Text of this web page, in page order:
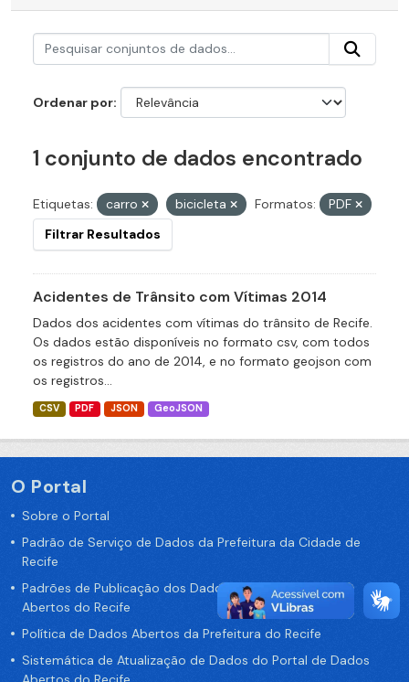
Ordenar por
1 conjunto de dados encontrado
Etiquetas: carro bicicleta Formatos:
PDF
Filtrar Resultados
Acidentes de Trânsito com Vítimas 2014
Dados dos acidentes com vítimas do trânsito de Recife.
Os dados estão disponíveis no formato csv, com todos
os registros do ano de 2014, e no formato geojson com
os registros...
CSV PDF JSON GeoJSON
O Portal
Sobre o Portal
Padrão de Serviço de Dados da Prefeitura da Cidade de
Recife
Padrões de Publicação dos Dados no Portal de Dados
Abertos do Recife
Política de Dados Abertos da Prefeitura do Recife
Sistemática de Atualização de Dados do Portal de Dados